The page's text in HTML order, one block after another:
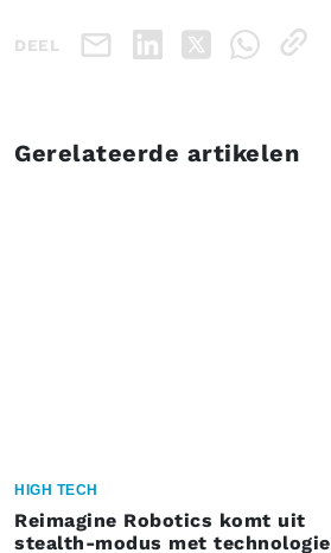
DEEL
Gerelateerde artikelen
HIGH TECH
Reimagine Robotics komt uit
stealth-modus met technologie